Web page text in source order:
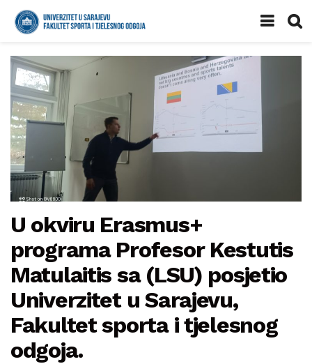
U okviru Erasmus+
programa Profesor Kestutis
Matulaitis sa (LSU) posjetio
Univerzitet u Sarajevu,
Fakultet sporta i tjelesnog
odgoja.